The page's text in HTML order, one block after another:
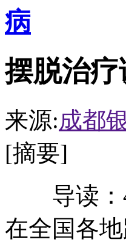
病
摆脱治
来源:成都
[摘要]
导读：
在全国各